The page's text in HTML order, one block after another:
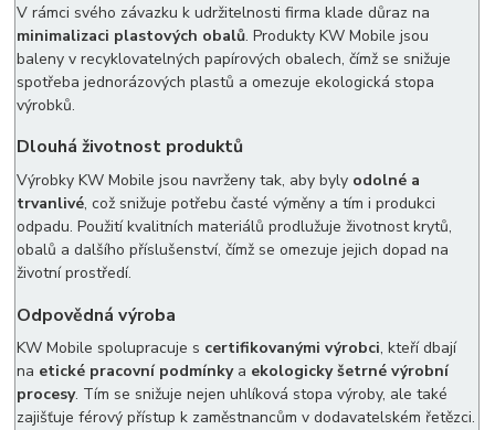
V rámci svého závazku k udržitelnosti firma klade důraz na
minimalizaci plastových obalů. Produkty KW Mobile jsou
baleny v recyklovatelných papírových obalech, čímž se snižuje
spotřeba jednorázových plastů a omezuje ekologická stopa
výrobků.
Dlouhá životnost produktů
Výrobky KW Mobile jsou navrženy tak, aby byly odolné a
trvanlivé, což snižuje potřebu časté výměny a tím i produkci
odpadu. Použití kvalitních materiálů prodlužuje životnost krytů,
obalů a dalšího příslušenství, čímž se omezuje jejich dopad na
životní prostředí.
Odpovědná výroba
KW Mobile spolupracuje s certifikovanými výrobci, kteří dbají
na etické pracovní podmínkya ekologicky šetrné výrobní
procesy. Tím se snižuje nejen uhlíková stopa výroby, ale také
zajišťuje férový přístup k zaměstnancům v dodavatelském řetězci.